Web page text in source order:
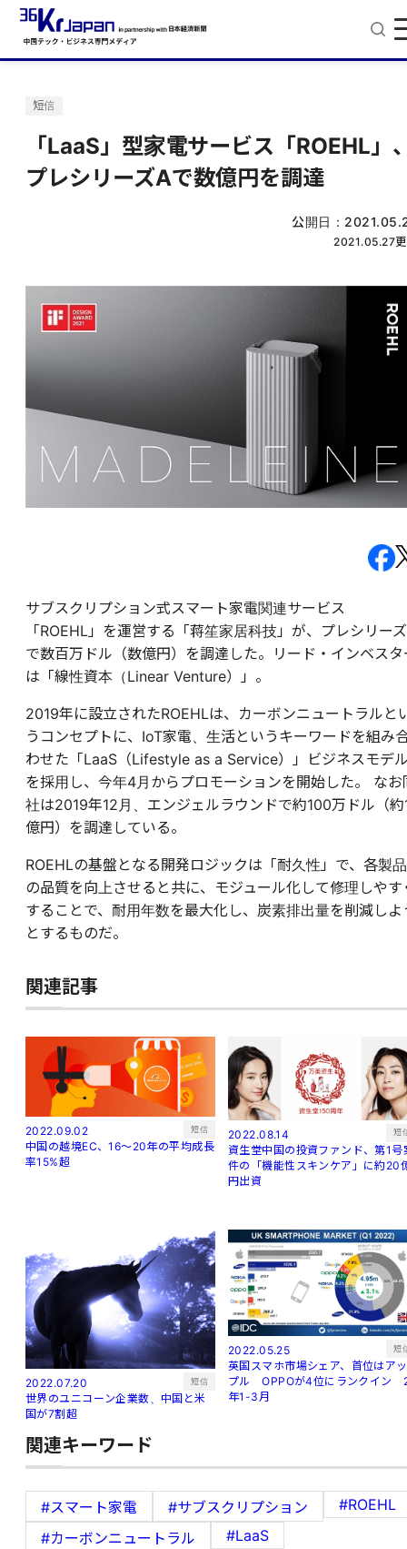
短信
「LaaS」型家電サービス「ROEHL」
プレシリーズAで数億円を調達
公開日：
2021.05.27
サブスクリプション式スマート家電関連サービス
「ROEHL」を運営する「蒋笙家居科技」が、プレシリー
で数百万ドル（数億円）を調達した。リード・インベスタ
は「線性資本（Linear Venture）」。
2019年に設立されたROEHLは、カーボンニュートラルと
うコンセプトに、IoT家電、生活というキーワードを組み
わせた「LaaS（Lifestyle as a Service）」ビジネスモデ
を採用し、今年4月からプロモーションを開始した。 なお
社は2019年12月、エンジェルラウンドで約100万ドル（約
億円）を調達している。
ROEHLの基盤となる開発ロジックは「耐久性」で、各製品
の品質を向上させると共に、モジュール化して修理しやす
することで、耐用年数を最大化し、炭素排出量を削減しよ
とするものだ。
関連記事
2022.09.02 短信
中国の越境EC、16～20年の平均成長
率15%超
2022.08.14 短
資生堂中国の投資ファンド、第1号
件の「機能性スキンケア」に約20
円出資
2022.07.20 短信
世界のユニコーン企業数、中国と米
国が7割超
2022.05.25 短
英国スマホ市場シェア、首位はアッ
プル OPPOが4位にランクイン
年1-3月
関連キーワード
#スマート家電 #サブスクリプション
#ROEHL
#カーボンニュートラル
#LaaS